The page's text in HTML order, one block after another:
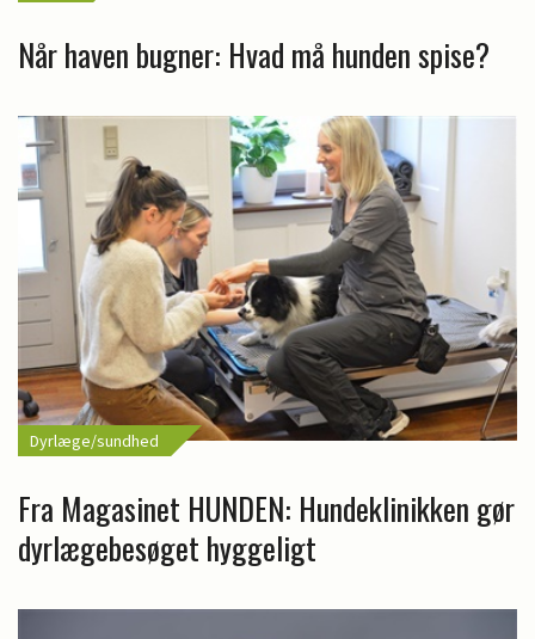
Når haven bugner: Hvad må hunden spise?
Dyrlæge/sundhed
Fra Magasinet HUNDEN: Hundeklinikken gør
dyrlægebesøget hyggeligt